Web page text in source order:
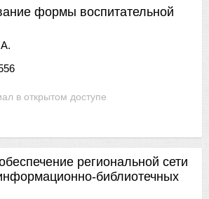
в открытом доступе
формы воспитательной
региональной сети
библиотечных